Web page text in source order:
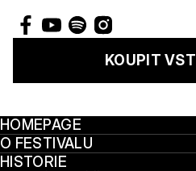
KOUPIT
HOMEPAGE
O FESTIVALU
HISTORIE